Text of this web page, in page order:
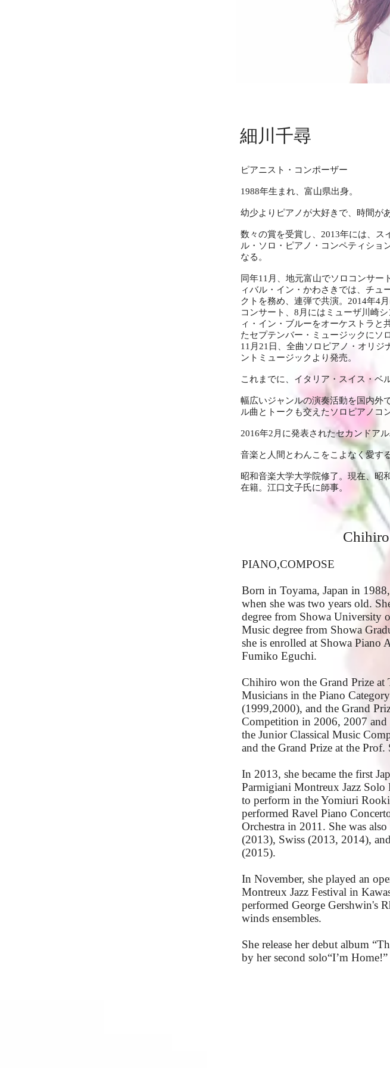
細川千尋
PIANO,COMPOSE
Born in Toyama, Japan in
when she was two years old.
degree from Showa University
Music degree from Showa
she is enrolled at Showa Piano
Fumiko Eguchi.
Chihiro won the Grand Prize
Musicians in the Piano
(1999,2000), and the Grand
Competition in 2006, 2007 and
the Junior Classical Music
and the Grand Prize at the
In 2013, she became the first
Parmigiani Montreux Jazz Solo
to perform in the Yomiuri
performed Ravel Piano
Orchestra in 2011. She was
(2013), Swiss (2013, 2014),
(2015).
In November, she played an
Montreux Jazz Festival in
performed George Gershwin's
winds ensembles.
She release her debut album
by her second solo“I’m
ピアニスト・コンポーザー
1988年生まれ、富山県出身。
幼少よりピアノが大好きで、時間が
数々の賞を受賞し、2013年には、
ル・ソロ・ピアノ・コンペティショ
なる。
同年11月、地元富山でソロコンサー
ィバル・イン・かわさきでは、チュ
クトを務め、連弾で共演。2014年4
コンサート、8月にはミューザ川崎
ィ・イン・ブルーをオーケストラと
たセプテンバー・ミュージックにソ
11月21日、全曲ソロピアノ・オリジ
ントミュージックより発売。
これまでに、イタリア・スイス・ベ
幅広いジャンルの演奏活動を国内外
ル曲とトークも交えたソロピアノコ
2016年2月に発表されたセカンドア
音楽と人間とわんこをこよなく愛す
昭和音楽大学大学院修了。現在、昭
在籍。江口文子氏に師事。